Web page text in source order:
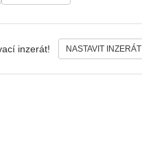
inzerát! NASTAVIT INZERÁT